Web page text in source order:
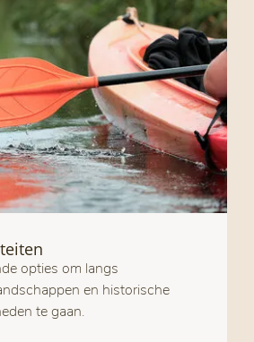
opties om langs
en historische
te gaan.